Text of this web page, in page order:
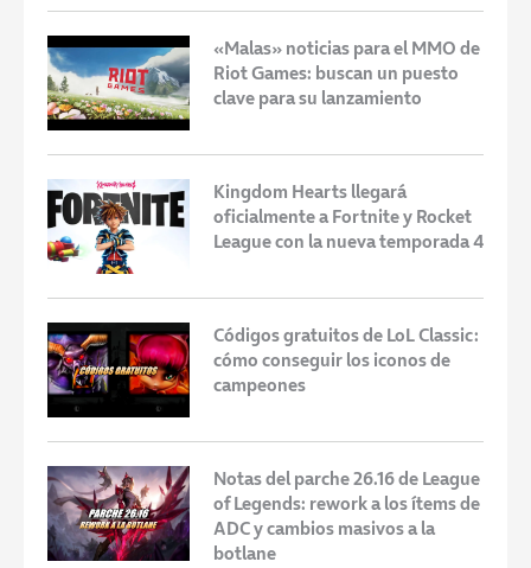
«Malas» noticias para el MMO de
Riot Games: buscan un puesto
clave para su lanzamiento
Kingdom Hearts llegará
oficialmente a Fortnite y Rocket
League con la nueva temporada 4
Códigos gratuitos de LoL Classic:
cómo conseguir los iconos de
campeones
Notas del parche 26.16 de League
of Legends: rework a los ítems de
ADC y cambios masivos a la
botlane